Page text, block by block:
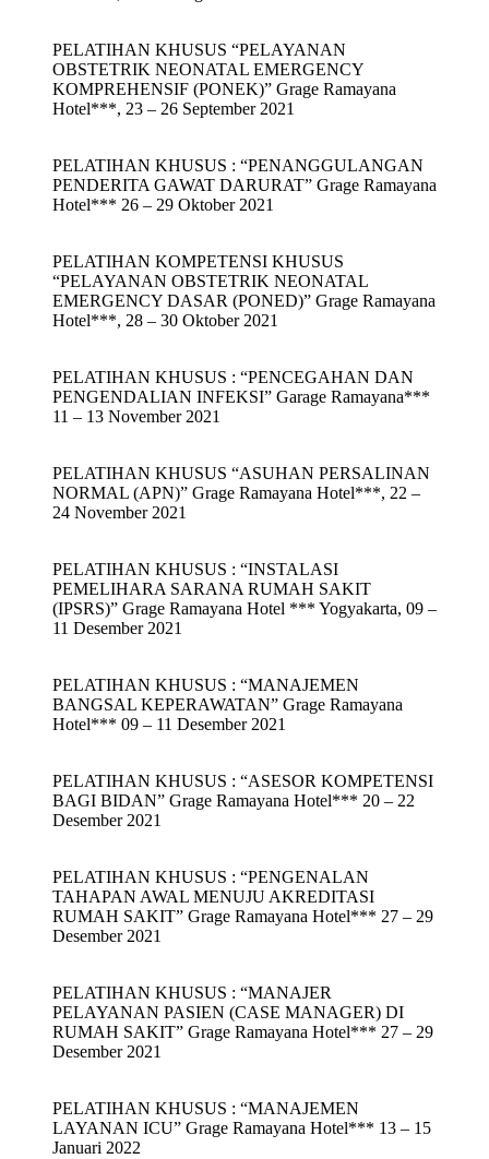
PELATIHAN KHUSUS “PELAYANAN
OBSTETRIK NEONATAL EMERGENCY
KOMPREHENSIF (PONEK)” Grage Ramayana
Hotel***, 23 – 26 September 2021
PELATIHAN KHUSUS : “PENANGGULANGAN
PENDERITA GAWAT DARURAT” Grage Ramayana
Hotel*** 26 – 29 Oktober 2021
PELATIHAN KOMPETENSI KHUSUS
“PELAYANAN OBSTETRIK NEONATAL
EMERGENCY DASAR (PONED)” Grage Ramayana
Hotel***, 28 – 30 Oktober 2021
PELATIHAN KHUSUS : “PENCEGAHAN DAN
PENGENDALIAN INFEKSI” Garage Ramayana***
11 – 13 November 2021
PELATIHAN KHUSUS “ASUHAN PERSALINAN
NORMAL (APN)” Grage Ramayana Hotel***, 22 –
24 November 2021
PELATIHAN KHUSUS : “INSTALASI
PEMELIHARA SARANA RUMAH SAKIT
(IPSRS)” Grage Ramayana Hotel *** Yogyakarta, 09 –
11 Desember 2021
PELATIHAN KHUSUS : “MANAJEMEN
BANGSAL KEPERAWATAN” Grage Ramayana
Hotel*** 09 – 11 Desember 2021
PELATIHAN KHUSUS : “ASESOR KOMPETENSI
BAGI BIDAN” Grage Ramayana Hotel*** 20 – 22
Desember 2021
PELATIHAN KHUSUS : “PENGENALAN
TAHAPAN AWAL MENUJU AKREDITASI
RUMAH SAKIT” Grage Ramayana Hotel*** 27 – 29
Desember 2021
PELATIHAN KHUSUS : “MANAJER
PELAYANAN PASIEN (CASE MANAGER) DI
RUMAH SAKIT” Grage Ramayana Hotel*** 27 – 29
Desember 2021
PELATIHAN KHUSUS : “MANAJEMEN
LAYANAN ICU” Grage Ramayana Hotel*** 13 – 15
Januari 2022